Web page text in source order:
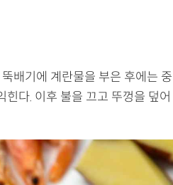
배기에 계란물을 부은 후에는 중
다. 이후 불을 끄고 뚜껑을 덮어